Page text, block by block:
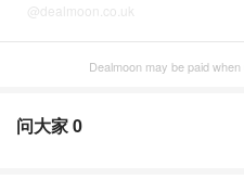
@dealmoon.co.uk
Dealmoon may be paid
问大家0